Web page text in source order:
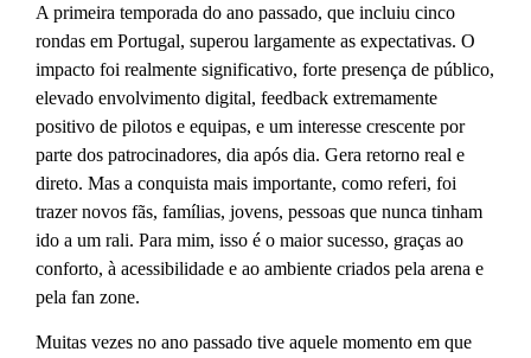
A primeira temporada do ano passado, que incluiu cinco
rondas em Portugal, superou largamente as expectativas. O
impacto foi realmente significativo, forte presença de público,
elevado envolvimento digital, feedback extremamente
positivo de pilotos e equipas, e um interesse crescente por
parte dos patrocinadores, dia após dia. Gera retorno real e
direto. Mas a conquista mais importante, como referi, foi
trazer novos fãs, famílias, jovens, pessoas que nunca tinham
ido a um rali. Para mim, isso é o maior sucesso, graças ao
conforto, à acessibilidade e ao ambiente criados pela arena e
pela fan zone.
Muitas vezes no ano passado tive aquele momento em que